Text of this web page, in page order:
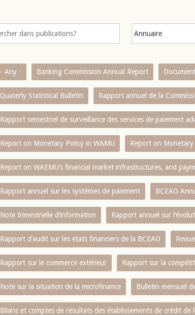
- Any - Banking Commission Annual Report
Quaterly Statistical Bulletin Rapport annuel de la
Rapport semestriel de surveillance des services de paiement
Report on Monetary Policy in WAMU Report on Monetary
Report on WAEMU’s financial market infrastructures, and
Rapport annuel sur les systèmes de paiement BCEAO
Note trimestrielle d‘information Rapport annuel sur
Rapport d‘audit sur les états financiers de la BCEAO
Rapport sur le commerce extérieur Rapport sur la
Note sur la situation de la microfinance Bulletin mensuel
Bilans et comptes de résultats des établissements de crédit de